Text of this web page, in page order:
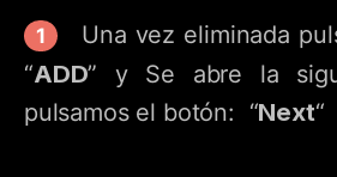
Una vez eliminada
“ADD” y Se abre la
pulsamos el botón: “Next“